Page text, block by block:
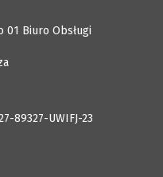
01 Biuro Obsługi
89327-UWIFJ-23